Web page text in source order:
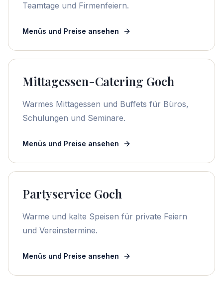
Teamtage und Firmenfeiern.
Menüs und Preise ansehen
Mittagessen-Catering Goch
Warmes Mittagessen und Buffets für Büros,
Schulungen und Seminare.
Menüs und Preise ansehen
Partyservice Goch
Warme und kalte Speisen für private Feiern
und Vereinstermine.
Menüs und Preise ansehen